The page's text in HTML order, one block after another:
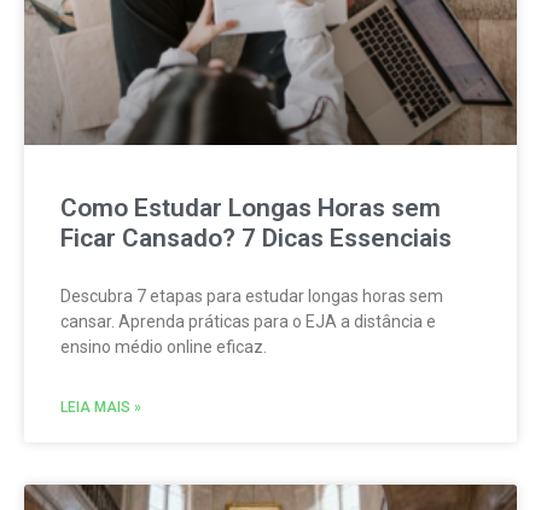
Como Estudar Longas Horas sem
Ficar Cansado? 7 Dicas Essenciais
Descubra 7 etapas para estudar longas horas sem
cansar. Aprenda práticas para o EJA a distância e
ensino médio online eficaz.
LEIA MAIS »